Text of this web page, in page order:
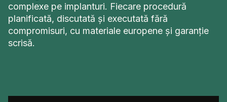
complexe pe implanturi. Fiecare procedură
planificată, discutată și executată fără
compromisuri, cu materiale europene și garanție
scrisă.